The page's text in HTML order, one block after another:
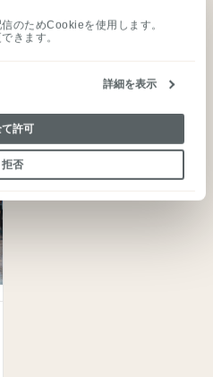
のためCookieを使用します。
きます。
詳細を表示
許可
拒否
ームへ進む
プして発信
約確定までご案内します。
休診